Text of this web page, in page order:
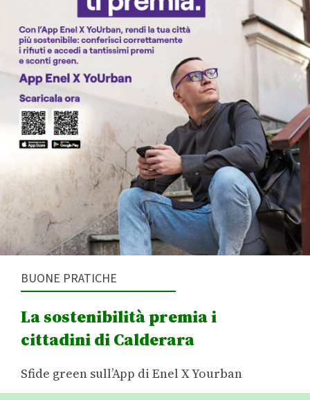
BUONE PRATICHE
La sostenibilità premia i
cittadini di Calderara
Sfide green sull’App di Enel X Yourban